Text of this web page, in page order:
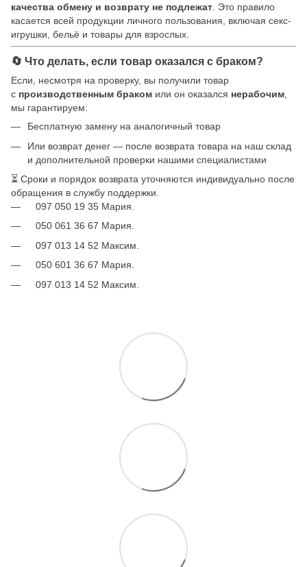
качества обмену и возврату не подлежат . Это правило
касается всей продукции личного пользования, включая секс-
игрушки, бельё и товары для взрослых.
🔄 Что делать, если товар оказался с браком?
Если, несмотря на проверку, вы получили товар
с производственным браком или он оказался нерабочим,
мы гарантируем:
Бесплатную замену на аналогичный товар
Или возврат денег — после возврата товара на наш склад
и дополнительной проверки нашими специалистами
⏳ Сроки и порядок возврата уточняются индивидуально после
обращения в службу поддержки.
097 050 19 35 Мария.
050 061 36 67 Мария.
097 013 14 52 Максим.
050 601 36 67 Мария.
097 013 14 52 Максим.